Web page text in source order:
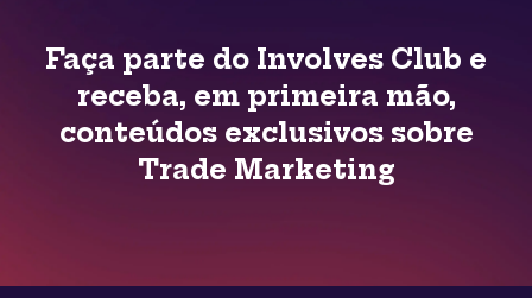
Faça parte do Involves Club e
receba, em primeira mão,
conteúdos exclusivos sobre
Trade Marketing